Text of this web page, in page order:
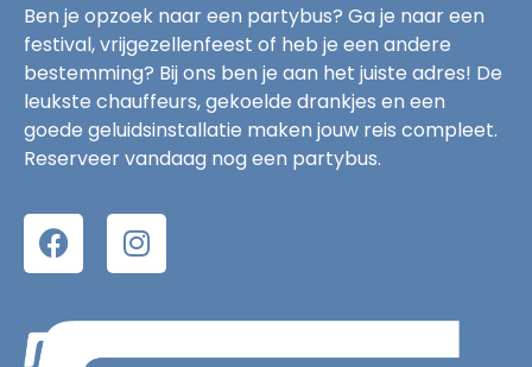
Ben je opzoek naar een partybus? Ga je naar een
festival, vrijgezellenfeest of heb je een andere
bestemming? Bij ons ben je aan het juiste adres! De
leukste chauffeurs, gekoelde drankjes en een
goede geluidsinstallatie maken jouw reis compleet.
Reserveer vandaag nog een partybus.